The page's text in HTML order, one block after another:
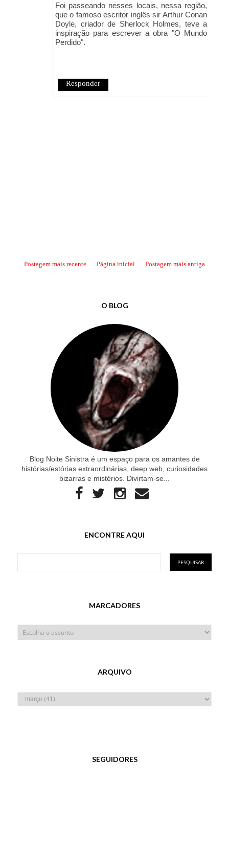
Foi passeando nesses locais, nessa região,
que o famoso escritor inglês sir Arthur Conan
Doyle, criador de Sherlock Holmes, teve a
inspiração para escrever a obra "O Mundo
Perdido".
Responder
Postagem mais recente Postagem mais antiga
Página inicial
O BLOG
Blog Noite Sinistra é um espaço para os amantes de
histórias/estórias extraordinárias, deep web, curiosidades
bizarras e mistérios. Divirtam-se...
ENCONTRE AQUI
MARCADORES
ARQUIVO
SEGUIDORES